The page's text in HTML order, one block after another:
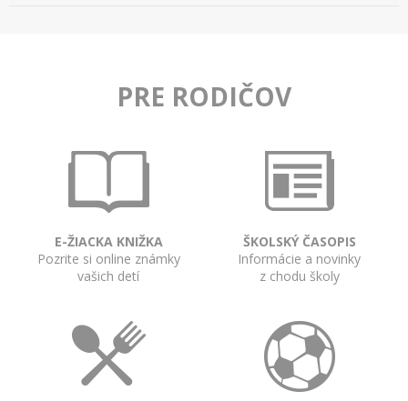
PRE RODIČOV
E-ŽIACKA KNIŽKA
Pozrite si online známky
vašich detí
ŠKOLSKÝ ČASOPIS
Informácie a novinky
z chodu školy